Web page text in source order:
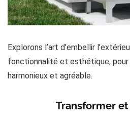
Explorons l’art d’embellir
fonctionnalité et esthétique, pour
harmonieux et agréable.
Transformer